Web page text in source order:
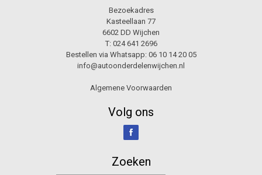
Bezoekadres
Kasteellaan 77
6602 DD Wijchen
T: 024 641 2696
Bestellen via Whatsapp: 06 10 14 20 05
info@autoonderdelenwijchen.nl
Algemene Voorwaarden
Volg ons
Zoeken